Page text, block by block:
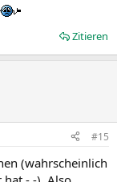
Zitieren
#15
(wahrscheinlich